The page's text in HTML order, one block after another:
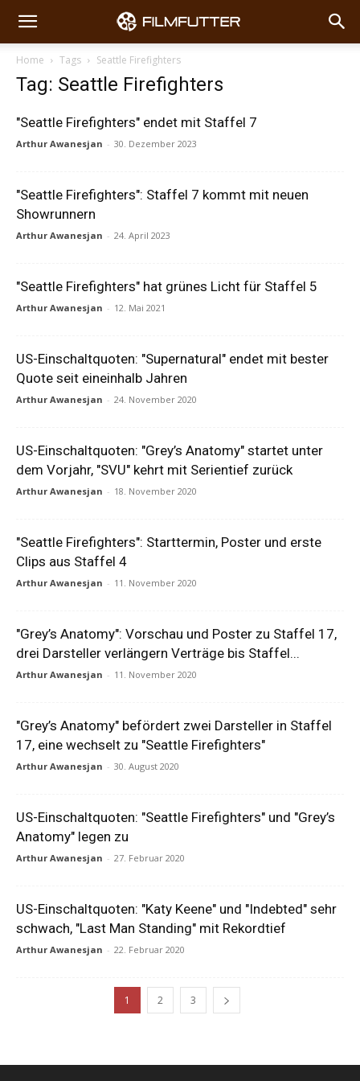
Home Tags Seattle Firefighters
Tag: Seattle Firefighters
"Seattle Firefighters" endet mit Staffel 7
Arthur Awanesjan - 30. Dezember 2023
"Seattle Firefighters": Staffel 7 kommt mit neuen
Showrunnern
Arthur Awanesjan - 24. April 2023
"Seattle Firefighters" hat grünes Licht für Staffel 5
Arthur Awanesjan - 12. Mai 2021
US-Einschaltquoten: "Supernatural" endet mit bester
Quote seit eineinhalb Jahren
Arthur Awanesjan - 24. November 2020
US-Einschaltquoten: "Grey’s Anatomy" startet unter
dem Vorjahr, "SVU" kehrt mit Serientief zurück
Arthur Awanesjan - 18. November 2020
"Seattle Firefighters": Starttermin, Poster und erste
Clips aus Staffel 4
Arthur Awanesjan - 11. November 2020
"Grey’s Anatomy": Vorschau und Poster zu Staffel 17,
drei Darsteller verlängern Verträge bis Staffel...
Arthur Awanesjan - 11. November 2020
"Grey’s Anatomy" befördert zwei Darsteller in Staffel
17, eine wechselt zu "Seattle Firefighters"
Arthur Awanesjan - 30. August 2020
US-Einschaltquoten: "Seattle Firefighters" und "Grey’s
Anatomy" legen zu
Arthur Awanesjan - 27. Februar 2020
US-Einschaltquoten: "Katy Keene" und "Indebted" sehr
schwach, "Last Man Standing" mit Rekordtief
Arthur Awanesjan - 22. Februar 2020
1 2 3